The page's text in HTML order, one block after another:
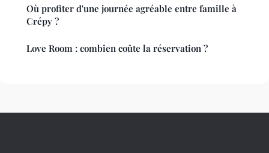
Où profiter d'une journée agréable entre famille à
Crépy ?
Love Room : combien coûte la réservation ?